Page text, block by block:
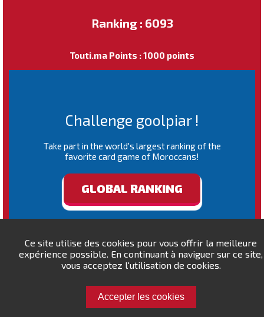
Ce site utilise des cookies pour vous offrir la meilleure
expérience possible. En continuant à naviguer sur ce site,
vous acceptez l'utilisation de cookies.
Accepter les cookies
Ranking : 6093
Touti.ma Points : 1000 points
Challenge goolpiar !
Take part in the world's largest ranking of the
favorite card game of Moroccans!
GLOBAL RANKING